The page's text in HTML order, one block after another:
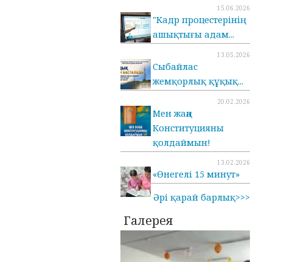
15.06.2026
"Кадр процестерінің
ашықтығы адам...
13.05.2026
Cыбайлас
жемқорлық құқық...
20.02.2026
Мен жаңа
Конституцияны
қолдаймын!
13.02.2026
«Өнегелі 15 минут»
Әрі қарай барлық>>>
Галерея